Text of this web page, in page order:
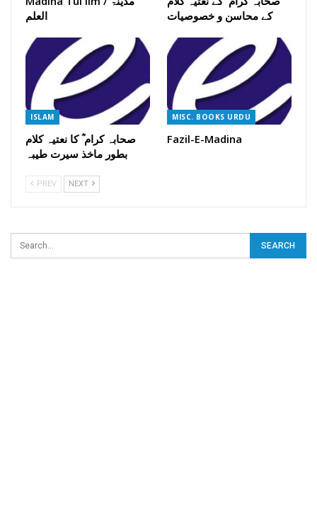
العلم
کے محاسن و خصوصیات
ISLAM
صحابہ کرام ؓ کا نعتیہ کلام
بطور ماخذ سیرت طیبہ
MISC. BOOKS URDU
Fazil-E-Madina
PREV NEXT